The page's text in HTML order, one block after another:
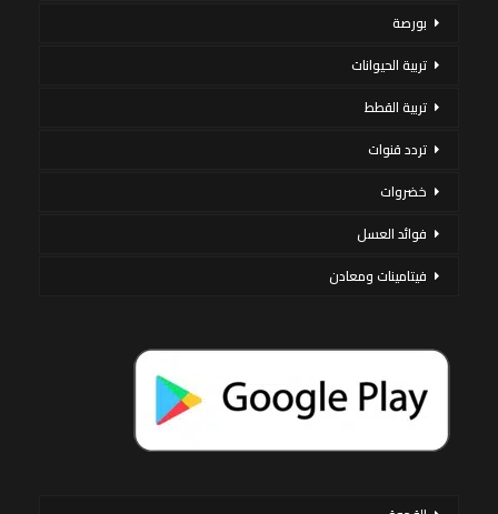
بورصة
تربية الحيوانات
تربية القطط
تردد قنوات
خضروات
فوائد العسل
فيتامينات ومعادن